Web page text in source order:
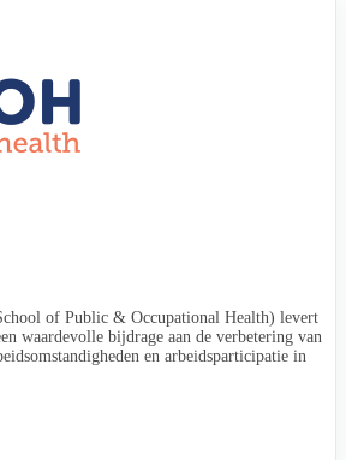
of Public & Occupational Health) levert
waardevolle bijdrage aan de verbetering van
en arbeidsparticipatie in